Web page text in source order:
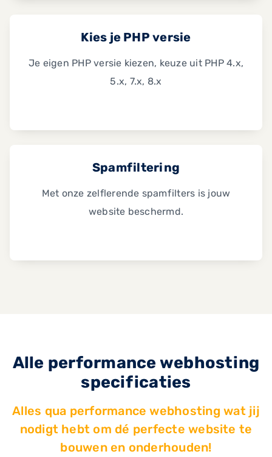
Kies je PHP versie
Je eigen PHP versie kiezen, keuze uit PHP 4.x,
5.x, 7.x, 8.x
Spamfiltering
Met onze zelflerende spamfilters is jouw
website beschermd.
Alle performance webhosting
specificaties
Alles qua performance webhosting wat jij
nodigt hebt om dé perfecte website te
bouwen en onderhouden!